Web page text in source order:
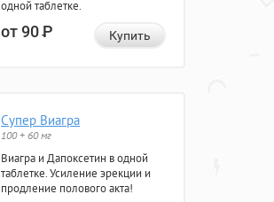
одной таблетке.
от 90Р Купить
Супер Виагра
100 + 60 мг
Виагра и Дапоксетин в одной
таблетке. Усиление эрекции и
продление полового акта!